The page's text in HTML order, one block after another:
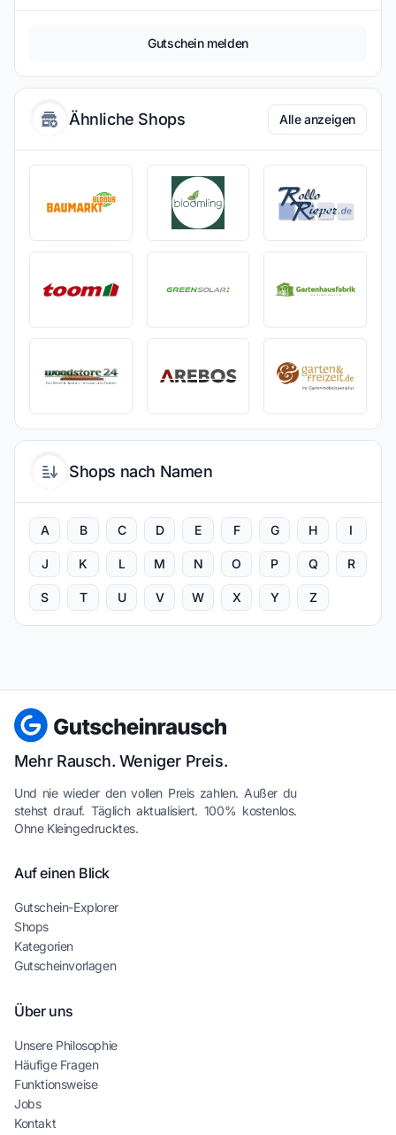
Gutschein melden
Ähnliche Shops Alle anzeigen
Shops nach Namen
A B C D E F G H I
J K L M N O P Q R
S T U V W X Y Z
Mehr Rausch. Weniger Preis.
Und nie wieder den vollen Preis zahlen. Außer du
stehst drauf. Täglich aktualisiert. 100% kostenlos.
Ohne Kleingedrucktes.
Auf einen Blick
Gutschein-Explorer
Shops
Kategorien
Gutscheinvorlagen
Über uns
Unsere Philosophie
Häufige Fragen
Funktionsweise
Jobs
Kontakt